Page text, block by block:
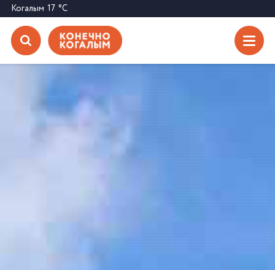
Когалым 17 °C